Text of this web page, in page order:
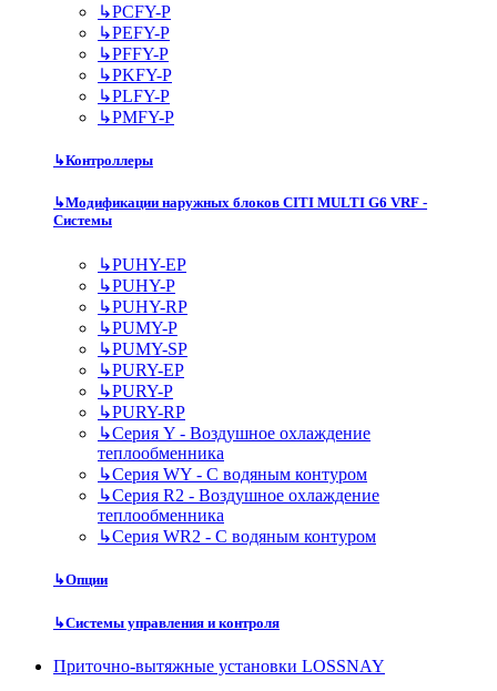
↳PCFY-P
↳PEFY-P
↳PFFY-P
↳PKFY-P
↳PLFY-P
↳PMFY-P
↳Контроллеры
↳Модификации наружных блоков CITI MULTI G6 VRF -
Системы
↳PUHY-EP
↳PUHY-P
↳PUHY-RP
↳PUMY-P
↳PUMY-SP
↳PURY-EP
↳PURY-P
↳PURY-RP
↳Серия Y - Воздушное охлаждение
теплообменника
↳Серия WY - С водяным контуром
↳Серия R2 - Воздушное охлаждение
теплообменника
↳Серия WR2 - С водяным контуром
↳Опции
↳Системы управления и контроля
Приточно-вытяжные установки LOSSNAY